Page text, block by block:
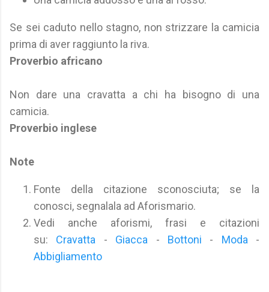
Se sei caduto nello stagno, non strizzare la camicia
prima di aver raggiunto la riva.
Proverbio africano
Non dare una cravatta a chi ha bisogno di una
camicia.
Proverbio inglese
Note
Fonte della citazione sconosciuta; se la
conosci, segnalala ad Aforismario.
Vedi anche aforismi, frasi e citazioni
su: Cravatta - Giacca - Bottoni - Moda -
Abbigliamento